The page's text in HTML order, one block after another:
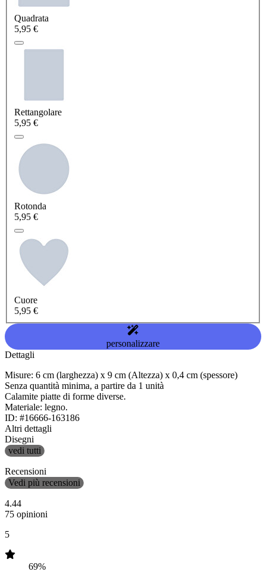
Quadrata
5,95 €
Rettangolare
5,95 €
Rotonda
5,95 €
Cuore
5,95 €
personalizzare
Dettagli
Misure: 6 cm (larghezza) x 9 cm (Altezza) x 0,4 cm (spessore)
Senza quantità minima, a partire da 1 unità
Calamite piatte di forme diverse.
Materiale: legno.
ID: #16666-163186
Altri dettagli
Disegni
vedi tutti
Recensioni
Vedi più recensioni
4.44
75 opinioni
5
69%